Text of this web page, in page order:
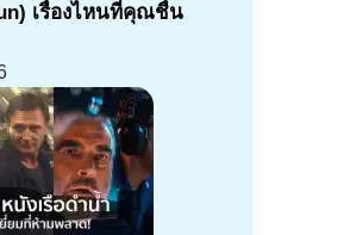
เรื่องไหนที่คุณชื่น